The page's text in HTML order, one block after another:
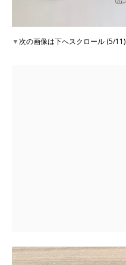
▼次の画像は下へスクロール (5/11)